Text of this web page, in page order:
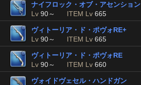
ナイフロック・オブ・アセンション
Lv 90～ ITEM Lv 665
ヴィトーリア・ド・ポヴォRE+
Lv 90～ ITEM Lv 665
ヴィトーリア・ド・ポヴォRE
Lv 90～ ITEM Lv 660
ヴォイドヴェセル・ハンドガン